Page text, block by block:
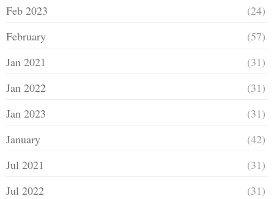
Feb 2023
(24)
February
(57)
Jan 2021
(31)
Jan 2022
(31)
Jan 2023
(31)
January
(42)
Jul 2021
(31)
Jul 2022
(31)